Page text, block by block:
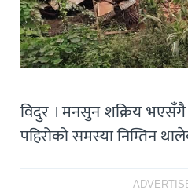
विदुर । मनसुन शक्रिय भएसँगै
पहिरोको समस्या निम्तिन